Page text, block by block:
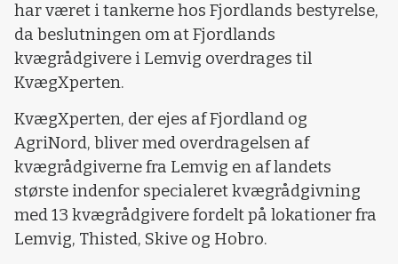
har været i tankerne hos Fjordlands bestyrelse,
da beslutningen om at Fjordlands
kvægrådgivere i Lemvig overdrages til
KvægXperten.
KvægXperten, der ejes af Fjordland og
AgriNord, bliver med overdragelsen af
kvægrådgiverne fra Lemvig en af landets
største indenfor specialeret kvægrådgivning
med 13 kvægrådgivere fordelt på lokationer fra
Lemvig, Thisted, Skive og Hobro.